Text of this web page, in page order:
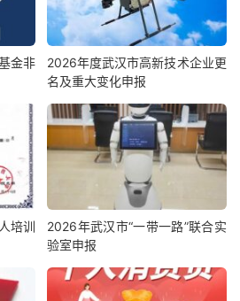
金非
2026年度武汉市高新技术企业更
名及重大变化申报
培训
2026年武汉市“一带一路”联合实
验室申报